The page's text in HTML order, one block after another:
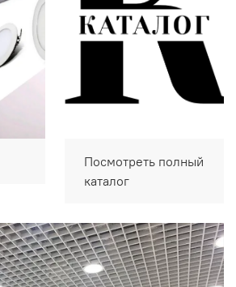
Посмотреть полный
каталог